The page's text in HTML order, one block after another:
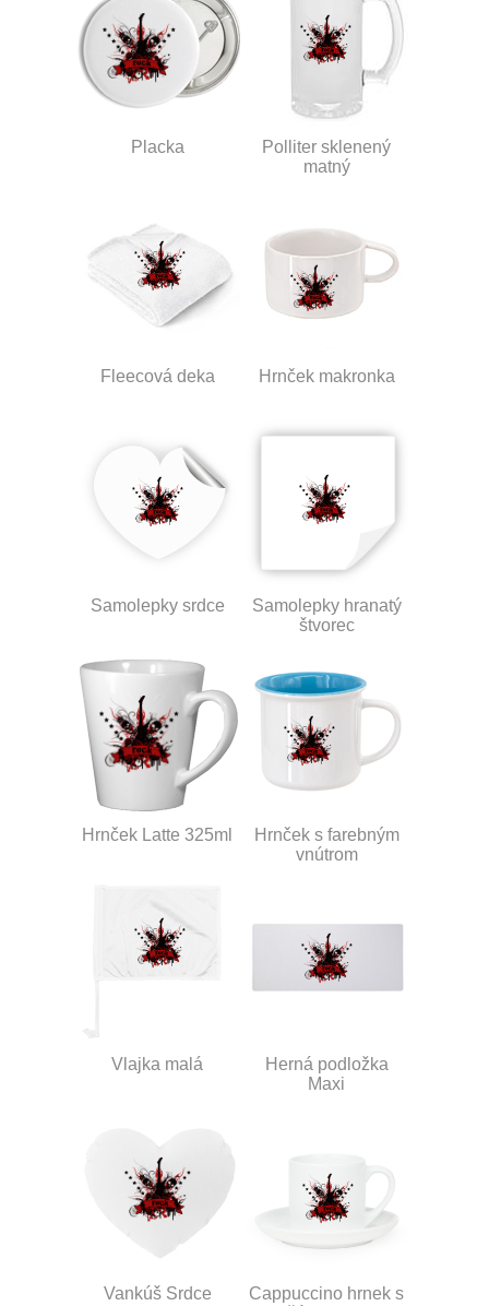
Placka
Polliter sklenený
matný
Fleecová deka Hrnček makronka
Samolepky srdce
Samolepky hranatý
štvorec
Hrnček Latte 325ml
Hrnček s farebným
vnútrom
Vlajka malá
Herná podložka
Maxi
Vankúš Srdce
Cappuccino hrnek s